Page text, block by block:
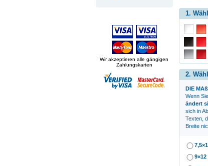
Wir akzeptieren alle gängigen
Zahlungskarten
1.
2.
DIE
Wenn
ändert
sich in
Texten,
Breite
9×12